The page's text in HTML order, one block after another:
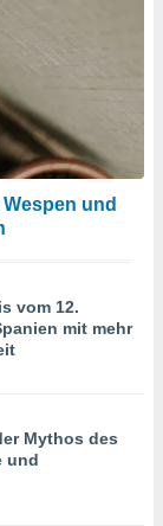
und
vom 12.
mit mehr
Mythos des
und